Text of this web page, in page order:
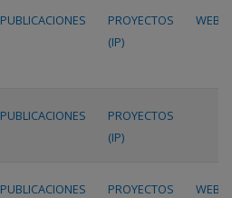
PUBLICACIONES
PROYECTOS
(IP)
WEB
PUBLICACIONES
PROYECTOS
(IP)
PUBLICACIONES
PROYECTOS
WEB